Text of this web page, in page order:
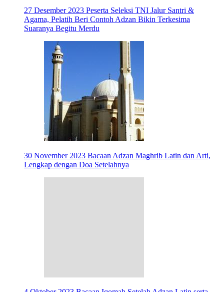
27 Desember 2023 Peserta Seleksi TNI Jalur Santri &
Agama, Pelatih Beri Contoh Adzan Bikin Terkesima
Suaranya Begitu Merdu
30 November 2023 Bacaan Adzan Maghrib Latin dan Arti,
Lengkap dengan Doa Setelahnya